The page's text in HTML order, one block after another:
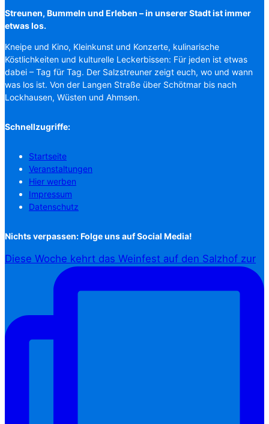
Streunen, Bummeln und Erleben – in unserer Stadt ist immer
etwas los.
Kneipe und Kino, Kleinkunst und Konzerte, kulinarische
Köstlichkeiten und kulturelle Leckerbissen: Für jeden ist etwas
dabei – Tag für Tag. Der Salzstreuner zeigt euch, wo und wann
was los ist. Von der Langen Straße über Schötmar bis nach
Lockhausen, Wüsten und Ahmsen.
Schnellzugriffe:
Startseite
Veranstaltungen
Hier werben
Impressum
Datenschutz
Nichts verpassen: Folge uns auf Social Media!
Diese Woche kehrt das Weinfest auf den Salzhof zur